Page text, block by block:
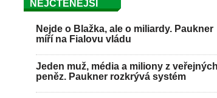
NEJČTENĚJŠÍ
Nejde o Blažka, ale o miliardy. Paukner
míří na Fialovu vládu
Jeden muž, média a miliony z veřejných
peněz. Paukner rozkrývá systém